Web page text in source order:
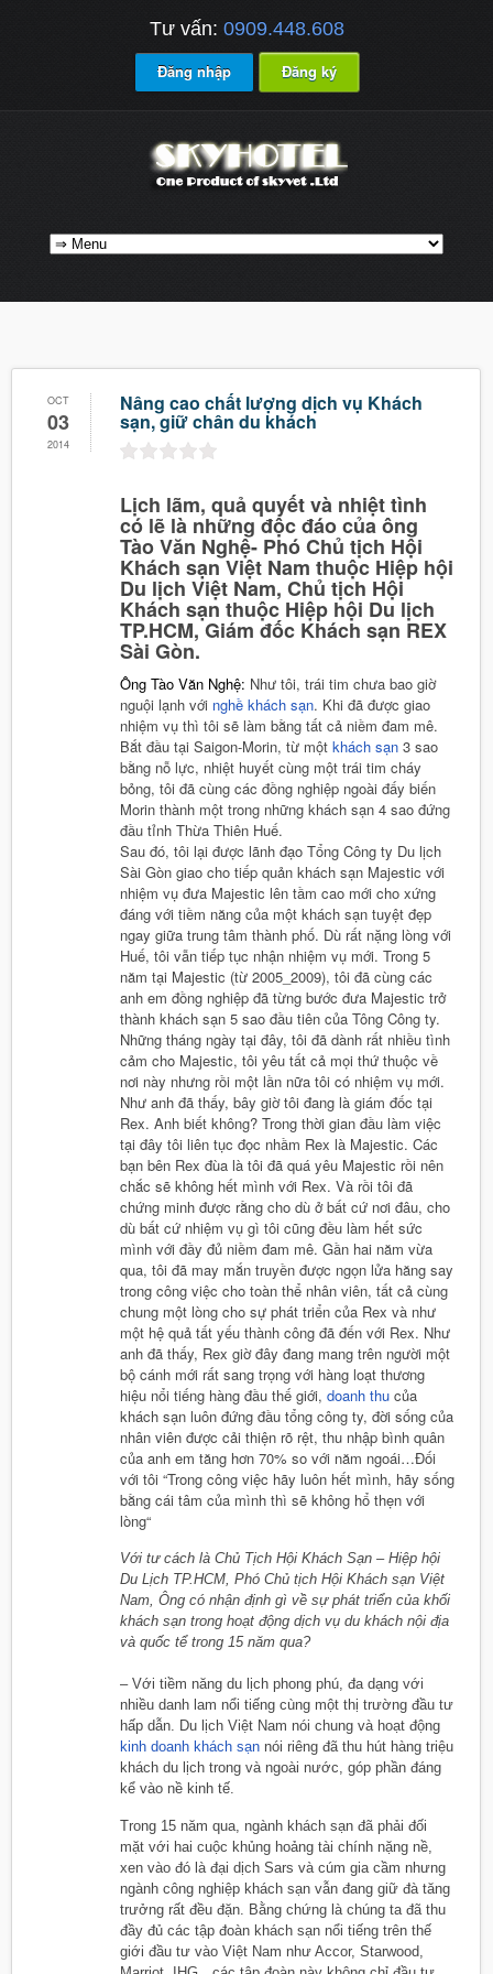
Tư vấn: 0909.448.608
Đăng nhập Đăng ký
OCT
03
2014
Nâng cao chất lượng dịch vụ Khách
sạn, giữ chân du khách
Lịch lãm, quả quyết và nhiệt tình
có lẽ là những độc đáo của ông
Tào Văn Nghệ- Phó Chủ tịch Hội
Khách sạn Việt Nam thuộc Hiệp hội
Du lịch Việt Nam, Chủ tịch Hội
Khách sạn thuộc Hiệp hội Du lịch
TP.HCM, Giám đốc Khách sạn REX
Sài Gòn.
Ông Tào Văn Nghệ: Như tôi, trái tim chưa bao giờ
nguội lạnh với nghề khách sạn. Khi đã được giao
nhiệm vụ thì tôi sẽ làm bằng tất cả niềm đam mê.
Bắt đầu tại Saigon-Morin, từ một khách sạn 3 sao
bằng nỗ lực, nhiệt huyết cùng một trái tim cháy
bỏng, tôi đã cùng các đồng nghiệp ngoài đấy biến
Morin thành một trong những khách sạn 4 sao đứng
đầu tỉnh Thừa Thiên Huế.
Sau đó, tôi lại được lãnh đạo Tổng Công ty Du lịch
Sài Gòn giao cho tiếp quản khách sạn Majestic với
nhiệm vụ đưa Majestic lên tầm cao mới cho xứng
đáng với tiềm năng của một khách sạn tuyệt đẹp
ngay giữa trung tâm thành phố. Dù rất nặng lòng với
Huế, tôi vẫn tiếp tục nhận nhiệm vụ mới. Trong 5
năm tại Majestic (từ 2005_2009), tôi đã cùng các
anh em đồng nghiệp đã từng bước đưa Majestic trở
thành khách sạn 5 sao đầu tiên của Tông Công ty.
Những tháng ngày tại đây, tôi đã dành rất nhiều tình
cảm cho Majestic, tôi yêu tất cả mọi thứ thuộc về
nơi này nhưng rồi một lần nữa tôi có nhiệm vụ mới.
Như anh đã thấy, bây giờ tôi đang là giám đốc tại
Rex. Anh biết không? Trong thời gian đầu làm việc
tại đây tôi liên tục đọc nhầm Rex là Majestic. Các
bạn bên Rex đùa là tôi đã quá yêu Majestic rồi nên
chắc sẽ không hết mình với Rex. Và rồi tôi đã
chứng minh được rằng cho dù ở bất cứ nơi đâu, cho
dù bất cứ nhiệm vụ gì tôi cũng đều làm hết sức
mình với đầy đủ niềm đam mê. Gần hai năm vừa
qua, tôi đã may mắn truyền được ngọn lửa hăng say
trong công việc cho toàn thể nhân viên, tất cả cùng
chung một lòng cho sự phát triển của Rex và như
một hệ quả tất yếu thành công đã đến với Rex. Như
anh đã thấy, Rex giờ đây đang mang trên người một
bộ cánh mới rất sang trọng với hàng loạt thương
hiệu nổi tiếng hàng đầu thế giới, doanh thu của
khách sạn luôn đứng đầu tổng công ty, đời sống của
nhân viên được cải thiện rõ rệt, thu nhập bình quân
của anh em tăng hơn 70% so với năm ngoái…Đối
với tôi “Trong công việc hãy luôn hết mình, hãy sống
bằng cái tâm của mình thì sẽ không hổ thẹn với
lòng“
Với tư cách là Chủ Tịch Hội Khách Sạn – Hiệp hội
Du Lịch TP.HCM, Phó Chủ tịch Hội Khách sạn Việt
Nam, Ông có nhận định gì về sự phát triển của khối
khách sạn trong hoạt động dịch vụ du khách nội địa
và quốc tể trong 15 năm qua?
– Với tiềm năng du lịch phong phú, đa dạng với
nhiều danh lam nổi tiếng cùng một thị trường đầu tư
hấp dẫn. Du lịch Việt Nam nói chung và hoạt động
kinh doanh khách sạn nói riêng đã thu hút hàng triệu
khách du lịch trong và ngoài nước, góp phần đáng
kể vào nề kinh tế.
Trong 15 năm qua, ngành khách sạn đã phải đối
mặt với hai cuộc khủng hoảng tài chính nặng nề,
xen vào đó là đại dịch Sars và cúm gia cầm nhưng
ngành công nghiệp khách sạn vẫn đang giữ đà tăng
trưởng rất đều đặn. Bằng chứng là chúng ta đã thu
đầy đủ các tập đoàn khách sạn nổi tiếng trên thế
giới đầu tư vào Việt Nam như Accor, Starwood,